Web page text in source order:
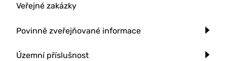
Veřejné zakázky
Povinně zveřejňované informace
Územní příslušnost